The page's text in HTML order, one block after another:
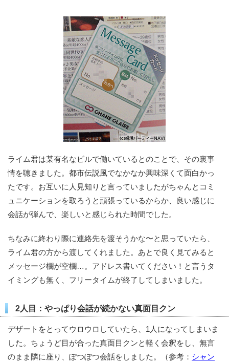
ライム君は某有名なビルで働いているとのことで、その裏事
情を聴きました。都市伝説風でなかなか興味深くて面白かっ
たです。お互いに人見知りと言っていましたがちゃんとコミ
ュニケーションを取ろうと頑張っているからか、良い感じに
会話が弾んで、楽しいと感じられた時間でした。
ちなみに終わり際に連絡先を渡そうかな〜と思っていたら、
ライム君の方から渡してくれました。あとで良く見てみると
メッセージ欄が空欄…。アドレス書いてください！と言うタ
イミングも無く、フリータイムが終了してしまいました。
2人目：やっぱり会話が続かない真面目クン
デザートをとってウロウロしていたら、1人になってしまいま
した。ちょうど目が合った真面目クンと軽く会釈をし、無言
のまま隣に座り、ぽつぽつ会話をしました。（参考： シャン